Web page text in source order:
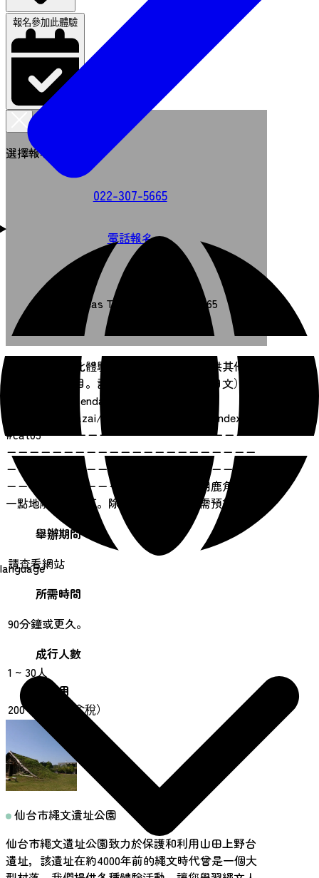
language
報名參加此體驗
選擇報名方式
022-307-5665
電話報名
Overseas TEL +81-22-307-5665
【通知】目前此體驗項目暫停。但我們提供其他可
預約的體驗項目。詳情請查看以下網站（日文）。
https://www.sendai-
c.ed.jp/~bunkazai/~jyoumon/wakuwaku/index.html
#cat03ーーーーーーーーーーーーーーーーーーー
ーーーーーーーーーーーーーーーーーーーーーー
ーーーーーーーーーーーーーーーーーーーーーー
ーーーーーーーーーーーーーーーー使用鹿角一點
一點地雕琢黑曜石。除大型團體外，無需預約。
舉辦期間
請查看網站
所需時間
90分鐘或更久。
成行人數
1 ~ 30人
費用
200 日圓起（含稅）
仙台市繩文遺址公園
仙台市繩文遺址公園致力於保護和利用山田上野台
遺址，該遺址在約4000年前的繩文時代曾是一個大